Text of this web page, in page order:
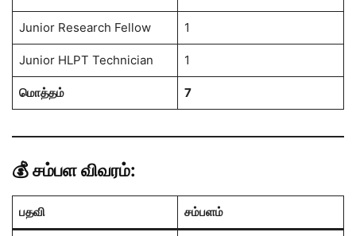
Junior Research Fellow 1
Junior HLPT Technician 1
மொத்தம் 7
💰 சம்பள விவரம்:
பதவி சம்பளம்